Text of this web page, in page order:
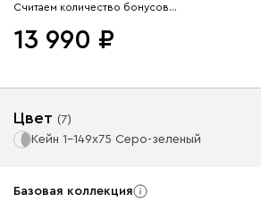
Считаем количество бонусов…
13 990
Цвет (7)
Кейн 1-149x75 Серо-зеленый
Базовая коллекция